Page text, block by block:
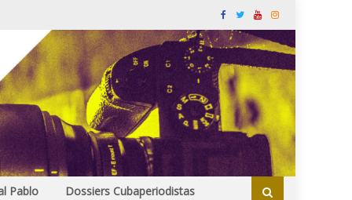
Pablo Dossiers Cubaperiodistas